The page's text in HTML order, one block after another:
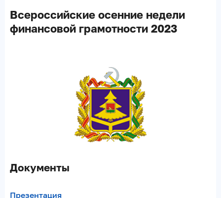
Всероссийские осенние недели
финансовой грамотности 2023
Документы
Презентация